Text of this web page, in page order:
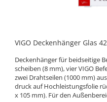
VIGO De­cken­hän­ger Glas
De­cken­hän­ger für beid­sei­ti­ge
schei­ben (8 mm), vier VIGO
zwei Draht­sei­len (1000 mm)
druck auf Hoch­leis­tungs­fo­lie
x 105 mm). Für den